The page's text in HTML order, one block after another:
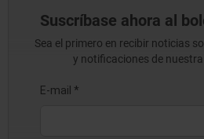
Suscríbase ahora al
Sea el primero en recibir noticias
y notificaciones de